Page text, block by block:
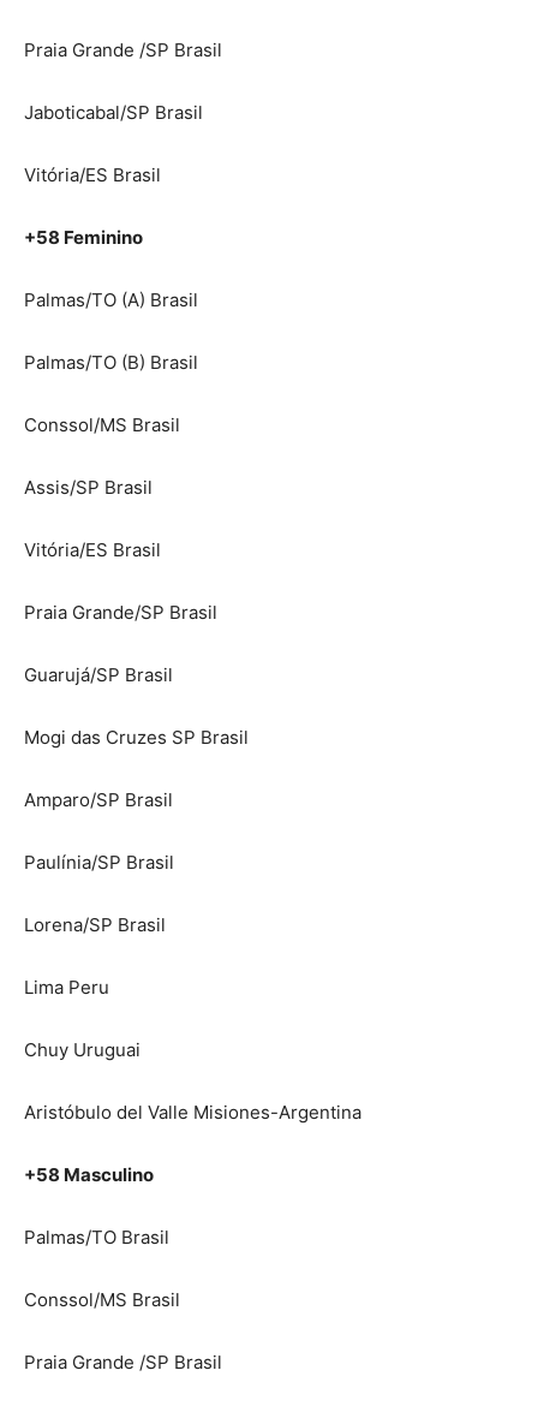
Praia Grande /SP Brasil
Jaboticabal/SP Brasil
Vitória/ES Brasil
+58 Feminino
Palmas/TO (A) Brasil
Palmas/TO (B) Brasil
Conssol/MS Brasil
Assis/SP Brasil
Vitória/ES Brasil
Praia Grande/SP Brasil
Guarujá/SP Brasil
Mogi das Cruzes SP Brasil
Amparo/SP Brasil
Paulínia/SP Brasil
Lorena/SP Brasil
Lima Peru
Chuy Uruguai
Aristóbulo del Valle Misiones-Argentina
+58 Masculino
Palmas/TO Brasil
Conssol/MS Brasil
Praia Grande /SP Brasil